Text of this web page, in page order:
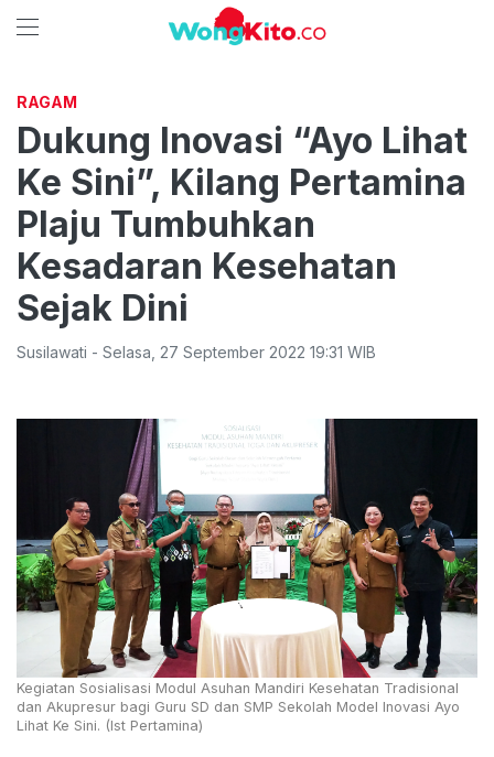
RAGAM
Dukung Inovasi “Ayo Lihat
Ke Sini”, Kilang Pertamina
Plaju Tumbuhkan
Kesadaran Kesehatan
Sejak Dini
Susilawati - Selasa 27 September 2022 19:31 WIB
Kegiatan Sosialisasi Modul Asuhan Mandiri Kesehatan Tradisional
dan Akupresur bagi Guru SD dan SMP Sekolah Model Inovasi Ayo
Lihat Ke Sini. (Ist Pertamina)